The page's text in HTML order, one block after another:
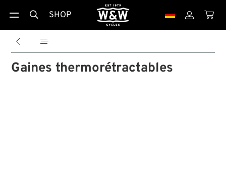
 SHOP  
 
Gaines thermorétractables